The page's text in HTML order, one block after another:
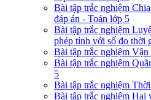
Bài tập trắc nghiệm
đáp án - Toán lớp 5
Bài tập trắc nghiệm
phép tính với số đo thời
Bài tập trắc nghiệm
Bài tập trắc nghiệm
5
Bài tập trắc nghiệm
Bài tập trắc nghiệm Hai